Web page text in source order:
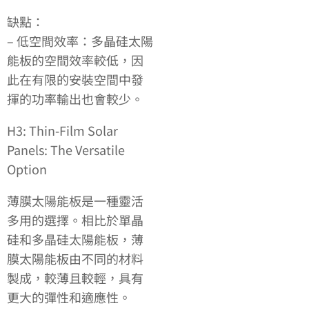
缺點：
– 低空間效率：多晶硅太陽
能板的空間效率較低，因
此在有限的安裝空間中發
揮的功率輸出也會較少。
H3: Thin-Film Solar
Panels: The Versatile
Option
薄膜太陽能板是一種靈活
多用的選擇。相比於單晶
硅和多晶硅太陽能板，薄
膜太陽能板由不同的材料
製成，較薄且較輕，具有
更大的彈性和適應性。